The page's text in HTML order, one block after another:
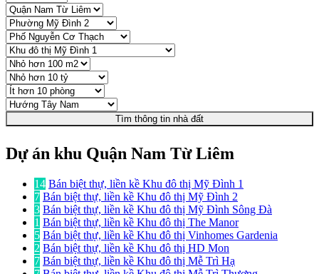
Tìm thông tin nhà đất
Dự án khu Quận Nam Từ Liêm
14 Bán biệt thự, liền kề Khu đô thị Mỹ Đình 1
7 Bán biệt thự, liền kề Khu đô thị Mỹ Đình 2
3 Bán biệt thự, liền kề Khu đô thị Mỹ Đình Sông Đà
1 Bán biệt thự, liền kề Khu đô thị The Manor
5 Bán biệt thự, liền kề Khu đô thị Vinhomes Gardenia
2 Bán biệt thự, liền kề Khu đô thị HD Mon
7 Bán biệt thự, liền kề Khu đô thị Mễ Trì Hạ